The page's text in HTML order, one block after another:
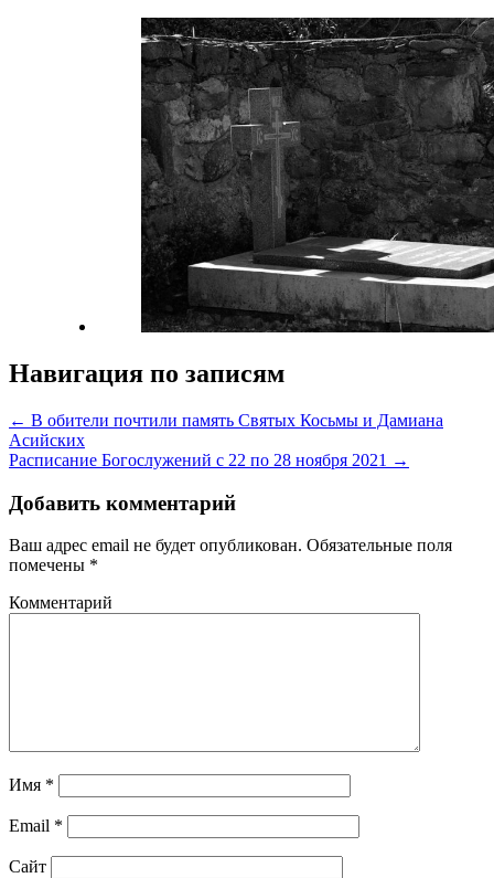
Навигация по записям
← В обители почтили память Святых Косьмы и Дамиана
Асийских
Расписание Богослужений с 22 по 28 ноября 2021 →
Добавить комментарий
Ваш адрес email не будет опубликован. Обязательные поля
помечены *
Комментарий
Имя *
Email *
Сайт